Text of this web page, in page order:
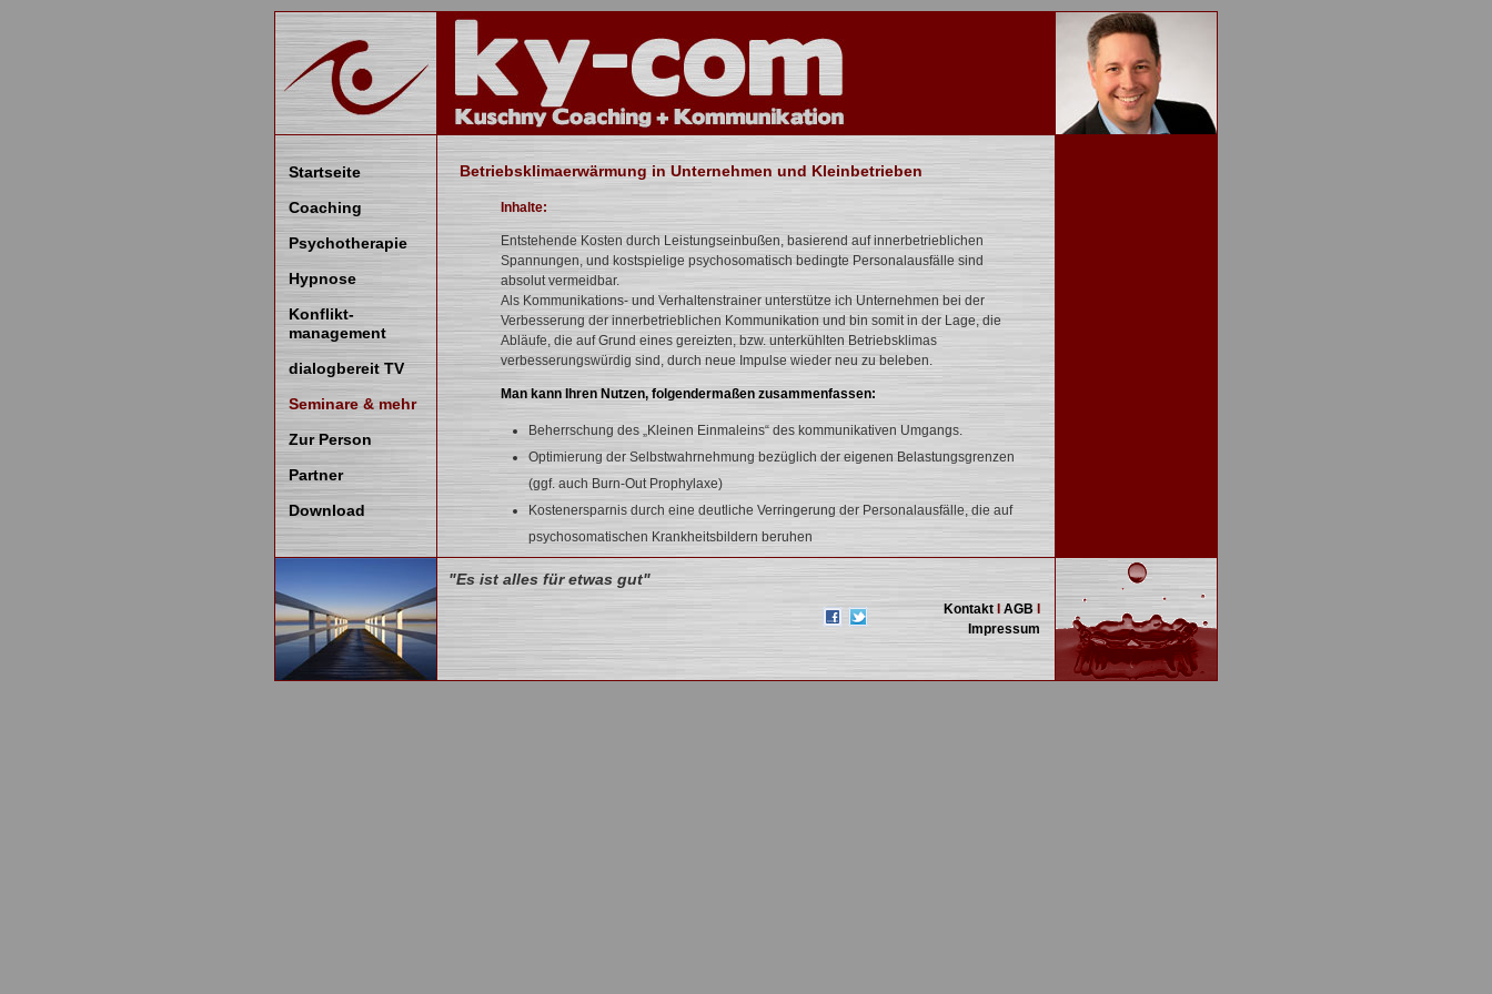
Startseite
Coaching
Psychotherapie
Hypnose
Konflikt-
management
dialogbereit TV
Seminare & mehr
Zur Person
Partner
Download
Betriebsklimaerwärmung in Unternehmen und Kleinbetrieben
Inhalte:
Entstehende Kosten durch Leistungseinbußen, basierend auf innerbetrieblichen
Spannungen, und kostspielige psychosomatisch bedingte Personalausfälle sind
absolut vermeidbar.
Als Kommunikations- und Verhaltenstrainer unterstütze ich Unternehmen bei der
Verbesserung der innerbetrieblichen Kommunikation und bin somit in der Lage, die
Abläufe, die auf Grund eines gereizten, bzw. unterkühlten Betriebsklimas
verbesserungswürdig sind, durch neue Impulse wieder neu zu beleben.
Man kann Ihren Nutzen, folgendermaßen zusammenfassen:
Beherrschung des „Kleinen Einmaleins“ des kommunikativen Umgangs.
Optimierung der Selbstwahrnehmung bezüglich der eigenen Belastungsgrenzen
(ggf. auch Burn-Out Prophylaxe)
Kostenersparnis durch eine deutliche Verringerung der Personalausfälle, die auf
psychosomatischen Krankheitsbildern beruhen
Professioneller Umgang mit Stress
Sensibilisierung der “Antennen” von Vorgesetzten bzgl. psychischer
Verbesserung, bzw. Wiederherstellung einer fairen teaminternen Kommunikation.
"Es ist alles für etwas gut"
Kontakt AGB
Impressum